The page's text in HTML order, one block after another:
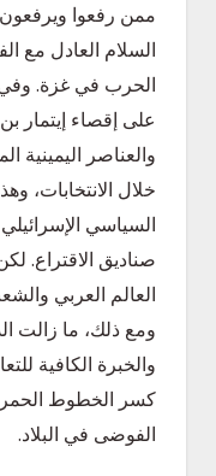
ممن رفعوا
السلام العادل مع
الحرب في غزة. وفي
على إقصاء إيتمار
والعناصر
خلال الانتخابات،
السياسي
صناديق الاقتراع.
العالم العربي
ومع ذلك، ما زالت
والخبرة الكافية
كسر الخطوط
الفوضى في البلاد.